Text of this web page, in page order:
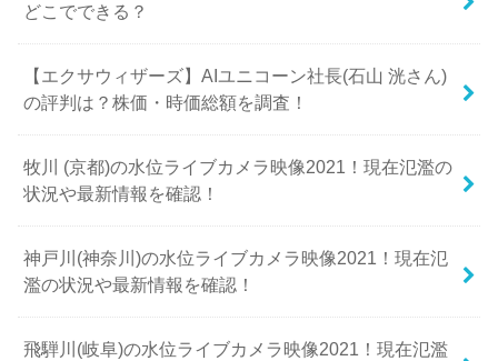
どこでできる？
【エクサウィザーズ】AIユニコーン社長(石山 洸さん)
の評判は？株価・時価総額を調査！
牧川 (京都)の水位ライブカメラ映像2021！現在氾濫の
状況や最新情報を確認！
神戸川(神奈川)の水位ライブカメラ映像2021！現在氾
濫の状況や最新情報を確認！
飛騨川(岐阜)の水位ライブカメラ映像2021！現在氾濫